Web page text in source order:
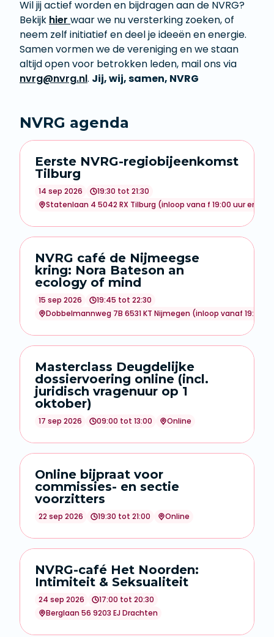
​​​​​​​Wil jij actief worden en bijdragen aan de NVRG?
Bekijk hier waar we nu versterking zoeken, of
neem zelf initiatief en deel je ideeën en energie.
Samen vormen we de vereniging en we staan
altijd open voor betrokken leden, mail ons via
nvrg@nvrg.nl. Jij, wij, samen, NVRG
NVRG agenda
Eerste NVRG-regiobijeenkomst
Tilburg
14 sep 2026
19:30 tot 21:30
Statenlaan 4 5042 RX Tilburg (inloop vana f 19:00 uur en
NVRG café de Nijmeegse
kring: Nora Bateson an
ecology of mind
15 sep 2026
19:45 tot 22:30
Dobbelmannweg 7B 6531 KT Nijmegen (inloop vanaf 19:15
Masterclass Deugdelijke
dossiervoering online (incl.
juridisch vragenuur op 1
oktober)
17 sep 2026 09:00 tot 13:00 Online
Online bijpraat voor
commissies- en sectie
voorzitters
22 sep 2026 19:30 tot 21:00 Online
NVRG-café Het Noorden:
Intimiteit & Seksualiteit
24 sep 2026
17:00 tot 20:30
Berglaan 56 9203 EJ Drachten